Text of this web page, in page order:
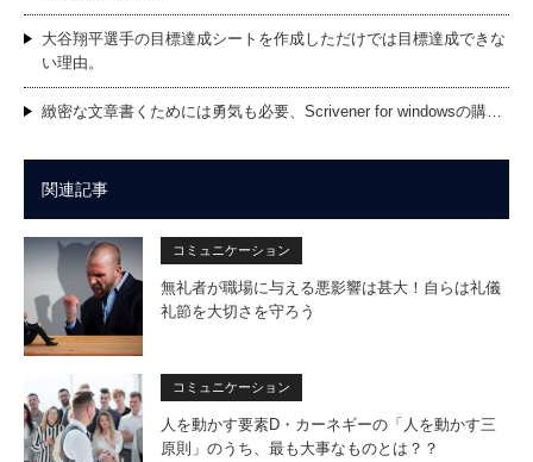
大谷翔平選手の目標達成シートを作成しただけでは目標達成できな
い理由。
緻密な文章書くためには勇気も必要、Scrivener for windowsの購…
関連記事
コミュニケーション
無礼者が職場に与える悪影響は甚大！自らは礼儀
礼節を大切さを守ろう
コミュニケーション
人を動かす要素D・カーネギーの「人を動かす三
原則」のうち、最も大事なものとは？？